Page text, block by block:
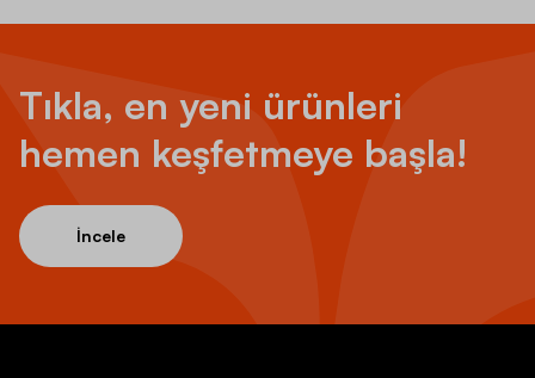
Tıkla, en yeni ürünleri
hemen keşfetmeye başla!
İncele